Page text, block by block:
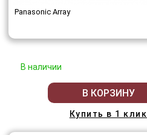
Panasonic Array
В наличии
В КОРЗИНУ
Купить в 1 клик